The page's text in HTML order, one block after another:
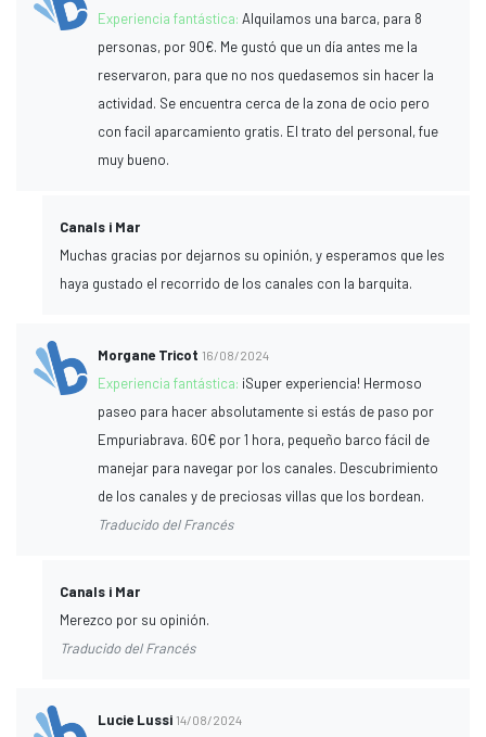
Experiencia fantástica:Alquilamos una barca, para 8
personas, por 90€. Me gustó que un día antes me la
reservaron, para que no nos quedasemos sin hacer la
actividad. Se encuentra cerca de la zona de ocio pero
con facil aparcamiento gratis. El trato del personal, fue
muy bueno.
Canals i Mar
Muchas gracias por dejarnos su opinión, y esperamos que les
haya gustado el recorrido de los canales con la barquita.
Morgane Tricot 16/08/2024
Experiencia fantástica: ¡Super experiencia! Hermoso
paseo para hacer absolutamente si estás de paso por
Empuriabrava. 60€ por 1 hora, pequeño barco fácil de
manejar para navegar por los canales. Descubrimiento
de los canales y de preciosas villas que los bordean.
Traducido del Francés
Canals i Mar
Merezco por su opinión.
Traducido del Francés
Lucie Lussi 14/08/2024